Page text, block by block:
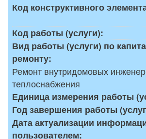
Код конструктивного
Код работы (услуги):
Вид работы (услуги) по
ремонту:
Ремонт внутридомовых
теплоснабжения
Единица измерения работы
Год завершения работы
Дата актуализации
пользователем: